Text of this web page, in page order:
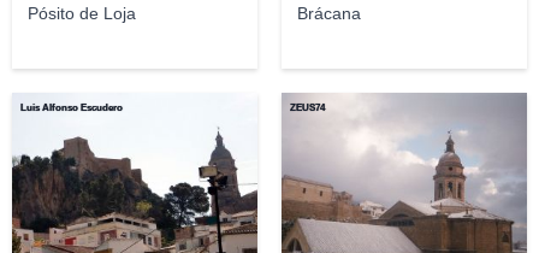
Pósito de Loja Brácana
Luis Alfonso Escudero ZEUS74